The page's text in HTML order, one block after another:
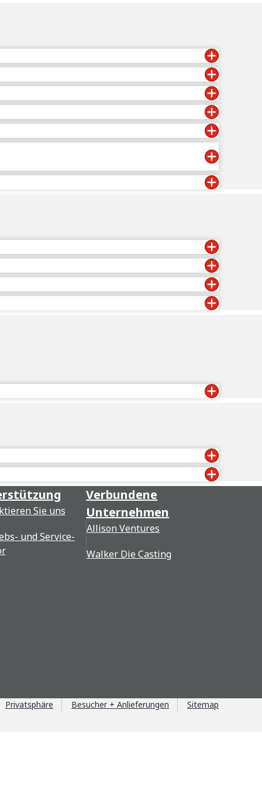
Sie uns
und Service-
Verbundene
Unternehmen
Allison Ventures
Walker Die Casting
Privatsphäre Besucher + Anlieferungen Sitemap